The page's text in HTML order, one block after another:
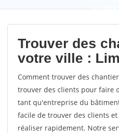
9,5(100%)
votes
Trouver des
votre ville :
Comment trouver des
trouver des clients pour faire
tant qu'entreprise du
facile de trouver des clients
réaliser rapidement. Notre